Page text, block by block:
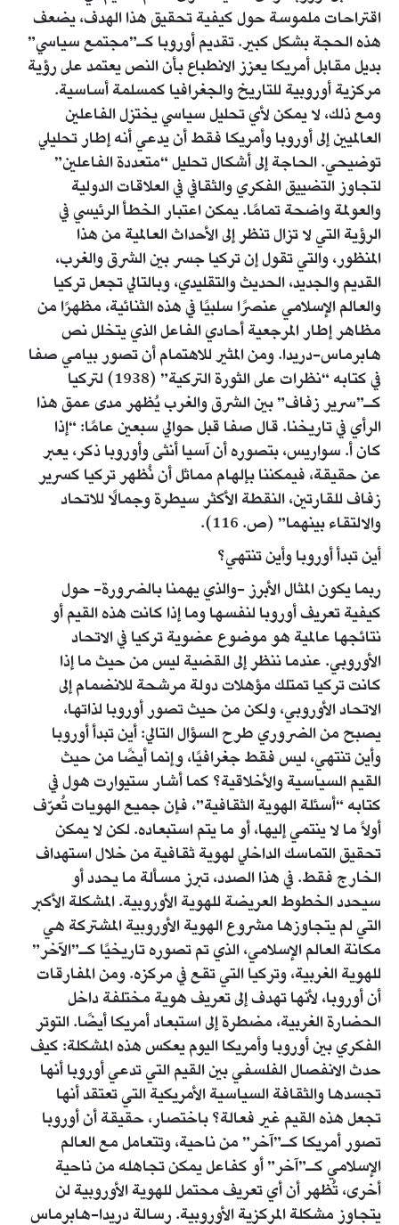
اقتراحات ملموسة حول كيفية تحقيق هذا الهدف، يضعف
هذه الحجة بشكل كبير. تقديم أوروبا كـ”مجتمع سياسي”
بديل مقابل أمريكا يعزز الانطباع بأن النص يعتمد على رؤية
مركزية أوروبية للتاريخ والجغرافيا كمسلمة أساسية.
ومع ذلك، لا يمكن لأي تحليل سياسي يختزل الفاعلين
العالميين إلى أوروبا وأمريكا فقط أن يدعي أنه إطار تحليلي
توضيحي. الحاجة إلى أشكال تحليل “متعددة الفاعلين”
لتجاوز التضييق الفكري والثقافي في العلاقات الدولية
والعولمة واضحة تمامًا. يمكن اعتبار الخطأ الرئيسي في
الرؤية التي لا تزال تنظر إلى الأحداث العالمية من هذا
المنظور، والتي تقول إن تركيا جسر بين الشرق والغرب،
القديم والجديد، الحديث والتقليدي، وبالتالي تجعل تركيا
والعالم الإسلامي عنصرًا سلبيًا في هذه الثنائية، مظهرًا من
مظاهر إطار المرجعية أحادي الفاعل الذي يتخلل نص
هابرماس-دريدا. ومن المثير للاهتمام أن تصور بيامي صفا
في كتابه “نظرات على الثورة التركية” (1938) لتركيا
كـ”سرير زفاف” بين الشرق والغرب يُظهر مدى عمق هذا
الرأي في تاريخنا. قال صفا قبل حوالي سبعين عامًا: “إذا
كان أ. سواريس، بتصوره أن آسيا أنثى وأوروبا ذكر، يعبر
عن حقيقة، فيمكننا بإلهام مماثل أن نُظهر تركيا كسرير
زفاف للقارتين، النقطة الأكثر سيطرة وجمالًا للاتحاد
والالتقاء بينهما” (ص. 116).
أين تبدأ أوروبا وأين تنتهي؟
ربما يكون المثال الأبرز -والذي يهمنا بالضرورة- حول
كيفية تعريف أوروبا لنفسها وما إذا كانت هذه القيم أو
نتائجها عالمية هو موضوع عضوية تركيا في الاتحاد
الأوروبي. عندما ننظر إلى القضية ليس من حيث ما إذا
كانت تركيا تمتلك مؤهلات دولة مرشحة للانضمام إلى
الاتحاد الأوروبي، ولكن من حيث تصور أوروبا لذاتها،
يصبح من الضروري طرح السؤال التالي: أين تبدأ أوروبا
وأين تنتهي، ليس فقط جغرافيًا، وإنما أيضًا من حيث
القيم السياسية والأخلاقية؟ كما أشار ستيوارت هول في
كتابه “أسئلة الهوية الثقافية”، فإن جميع الهويات تُعرّف
أولاً ما لا ينتمي إليها، أو ما يتم استبعاده. لكن لا يمكن
تحقيق التماسك الداخلي لهوية ثقافية من خلال استهداف
الخارج فقط. في هذا الصدد، تبرز مسألة ما يحدد أو
سيحدد الخطوط العريضة للهوية الأوروبية. المشكلة الأكبر
التي لم يتجاوزها مشروع الهوية الأوروبية المشتركة هي
مكانة العالم الإسلامي، الذي تم تصوره تاريخيًا كـ”الآخر”
للهوية الغربية، وتركيا التي تقع في مركزه. ومن المفارقات
أن أوروبا، لأنها تهدف إلى تعريف هوية مختلفة داخل
الحضارة الغربية، مضطرة إلى استبعاد أمريكا أيضًا. التوتر
الفكري بين أوروبا وأمريكا اليوم يعكس هذه المشكلة: كيف
حدث الانفصال الفلسفي بين القيم التي تدعي أوروبا أنها
تجسدها والثقافة السياسية الأمريكية التي تعتقد أنها
تجعل هذه القيم غير فعالة؟ باختصار، حقيقة أن أوروبا
تصور أمريكا كـ”آخر” من ناحية، وتتعامل مع العالم
الإسلامي كـ”آخر” أو كفاعل يمكن تجاهله من ناحية
أخرى، تُظهر أن أي تعريف محتمل للهوية الأوروبية لن
يتجاوز مشكلة المركزية الأوروبية. رسالة دريدا-هابرماس